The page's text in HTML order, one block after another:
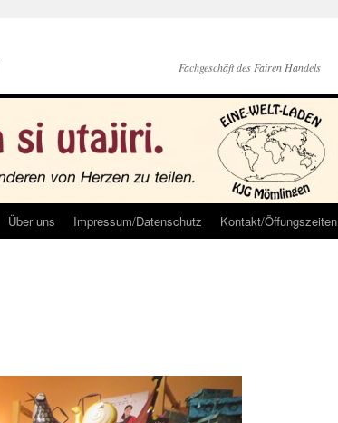
Fachgeschäft des Fairen Handels
Über uns Impressum/Datenschutz Kontakt/Öffungszeiten